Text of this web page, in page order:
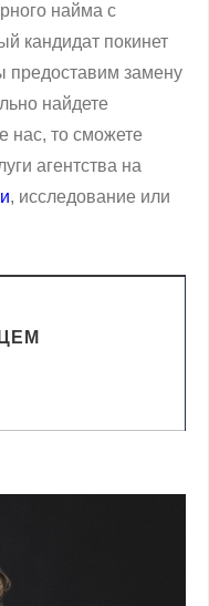
найма с
кандидат покинет
предоставим замену
найдете
нас, то сможете
агентства на
, исследование или